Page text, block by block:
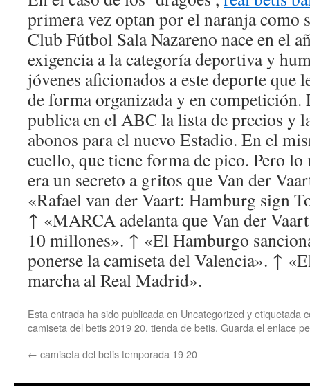
primera vez optan por el naranja como
Club Fútbol Sala Nazareno nace en el
exigencia a la categoría deportiva y
jóvenes aficionados a este deporte que
de forma organizada y en competición.
publica en el ABC la lista de precios y
abonos para el nuevo Estadio. En el
cuello, que tiene forma de pico. Pero lo
era un secreto a gritos que Van der
«Rafael van der Vaart: Hamburg sign
↑ «MARCA adelanta que Van der
10 millones». ↑ «El Hamburgo
ponerse la camiseta del Valencia». ↑
marcha al Real Madrid».
Esta entrada ha sido publicada en Uncategorized y etiquetada
camiseta del betis 2019 20, tienda de betis. Guarda el enlace
← camiseta del betis temporada 19 20